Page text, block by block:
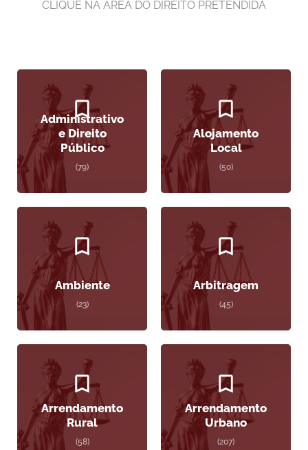
CLIQUE NA ÁREA DO DIREITO PRETENDIDA
Administrativo
e Direito
Público
(79)
Alojamento
Local
(50)
Ambiente
(23)
Arbitragem
(45)
Arrendamento
Rural
(58)
Arrendamento
Urbano
(207)